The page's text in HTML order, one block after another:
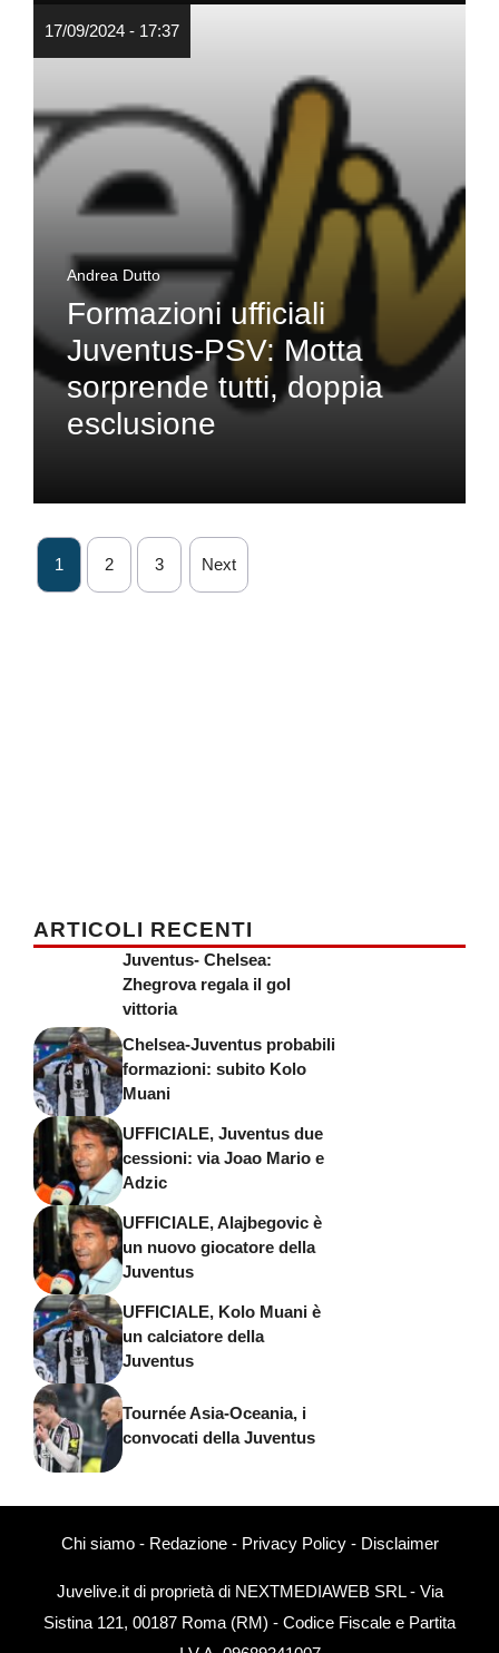
17/09/2024 - 17:37
Andrea Dutto
Formazioni ufficiali
Juventus-PSV: Motta
sorprende tutti, doppia
esclusione
1 2 3 Next
ARTICOLI RECENTI
Juventus- Chelsea:
Zhegrova regala il gol
vittoria
Chelsea-Juventus probabili
formazioni: subito Kolo
Muani
UFFICIALE, Juventus due
cessioni: via Joao Mario e
Adzic
UFFICIALE, Alajbegovic è
un nuovo giocatore della
Juventus
UFFICIALE, Kolo Muani è
un calciatore della
Juventus
Tournée Asia-Oceania, i
convocati della Juventus
Chi siamo- Redazione- Privacy Policy- Disclaimer
Juvelive.it di proprietà di NEXTMEDIAWEB SRL - Via
Sistina 121, 00187 Roma (RM) - Codice Fiscale e Partita